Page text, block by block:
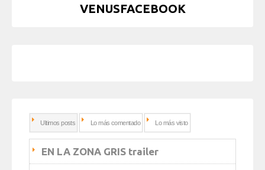
VENUSFACEBOOK
Ultimos posts Lo más comentado Lo más visto
EN LA ZONA GRIS trailer